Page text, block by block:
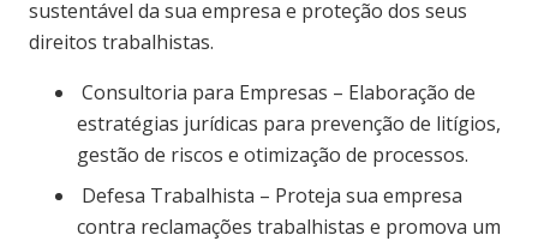
sustentável da sua empresa e proteção dos seus
direitos trabalhistas.
Consultoria para Empresas – Elaboração de
estratégias jurídicas para prevenção de litígios,
gestão de riscos e otimização de processos.
Defesa Trabalhista – Proteja sua empresa
contra reclamações trabalhistas e promova um